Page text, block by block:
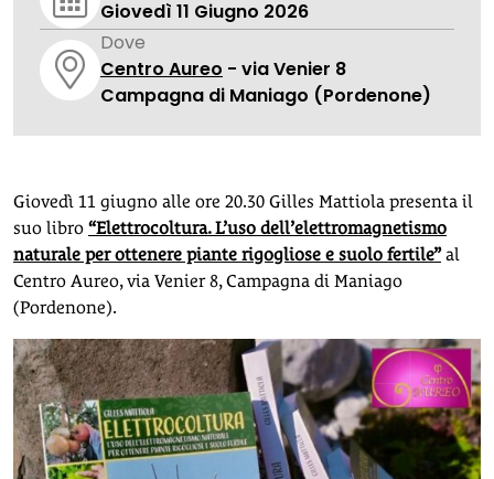
Giovedì 11 Giugno 2026
Dove
Centro Aureo - via Venier 8
Campagna di Maniago (Pordenone)
Giovedì 11 giugno alle ore 20.30 Gilles Mattiola presenta il
suo libro “Elettrocoltura. L’uso dell’elettromagnetismo
naturale per ottenere piante rigogliose e suolo fertile”al
Centro Aureo, via Venier 8, Campagna di Maniago
(Pordenone).